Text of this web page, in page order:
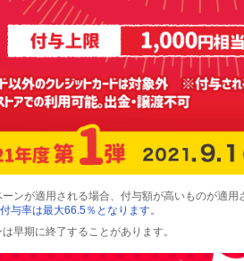
ンが適用される場合、付与額が高いものが適用
与率は最大66.5％となります。
早期に終了することがあります。